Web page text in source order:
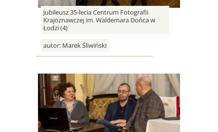
Jubileusz 35-lecia Centrum Fotografii
Krajoznawczej im. Waldemara Dońca w
Łodzi (4)
autor: Marek Śliwiński